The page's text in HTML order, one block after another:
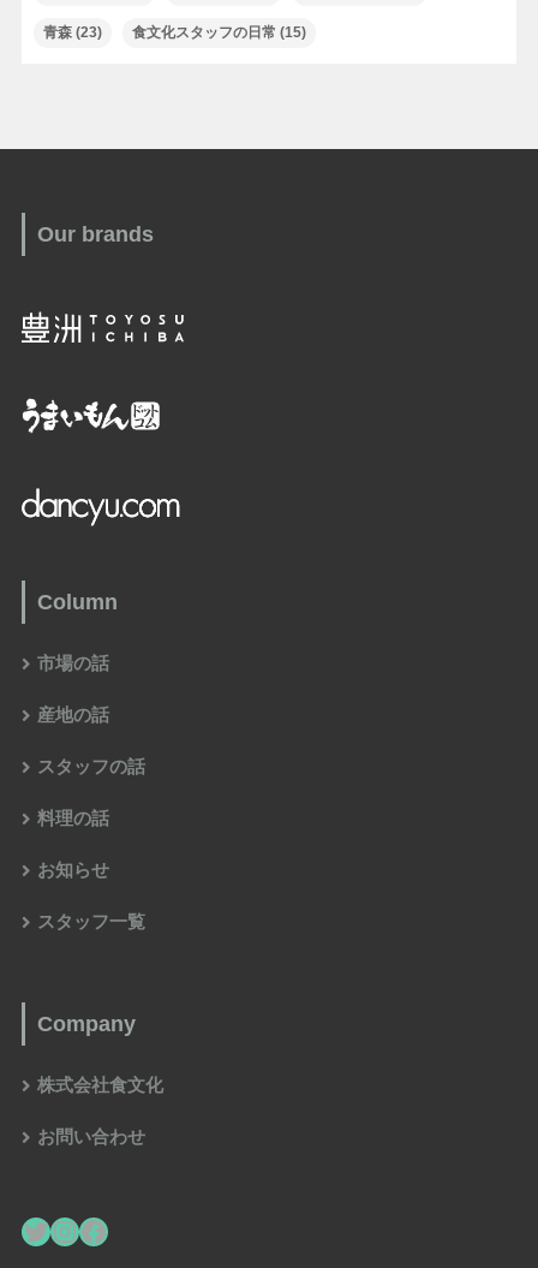
青森(23) 食文化スタッフの日常 (15)
Our brands
Column
市場の話
産地の話
スタッフの話
料理の話
お知らせ
スタッフ一覧
Company
株式会社食文化
お問い合わせ